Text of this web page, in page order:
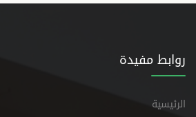
روابط مفيدة
الرئيسية